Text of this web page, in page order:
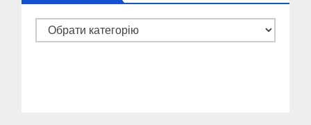
Категорії